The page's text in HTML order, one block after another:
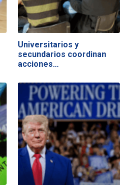
Universitarios y
secundarios coordinan
acciones…